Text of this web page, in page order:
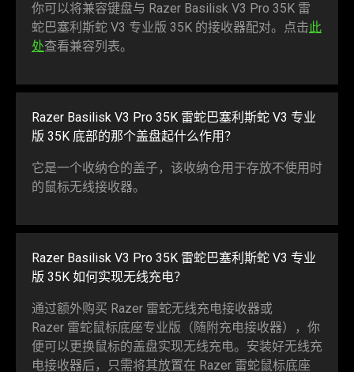
你可以将兼容键盘与 Razer Basilisk V3 Pro 35K 雷
蛇巴塞利斯蛇 V3 专业版 35K 的接收器配对。点击此
处查看兼容列表。
Razer Basilisk V3 Pro 35K 雷蛇巴塞利斯蛇 V3 专业
版 35K 底部的那个盖盘起什么作用？
它是一个收纳仓的盖子，该收纳仓用于存放不使用时
的鼠标无线接收器。
Razer Basilisk V3 Pro 35K 雷蛇巴塞利斯蛇 V3 专业
版 35K 如何实现无线充电？
通过额外购买 Razer 雷蛇无线充电接收器或
Razer 雷蛇鼠标底座专业版（随附充电接收器），你
便可以更换鼠标的盖盘实现无线充电。安装好无线充
电接收器后，只需将其放置在 Razer 雷蛇鼠标底座